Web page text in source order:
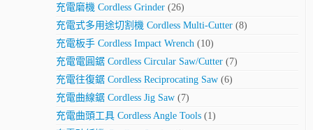
充電磨機 Cordless Grinder (26)
充電式多用途切割機 Cordless Multi-Cutter (8)
充電板手 Cordless Impact Wrench (10)
充電電圓鋸 Cordless Circular Saw/Cutter (7)
充電往復鋸 Cordless Reciprocating Saw (6)
充電曲線鋸 Cordless Jig Saw (7)
充電曲頭工具 Cordless Angle Tools (1)